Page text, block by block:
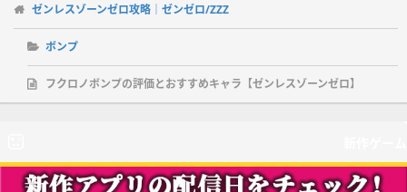
ゼンレスゾーンゼロ攻略｜ゼンゼロ/ZZZ
ボンプ
フクロノボンプの評価とおすすめキャラ【ゼンレスゾーンゼロ】